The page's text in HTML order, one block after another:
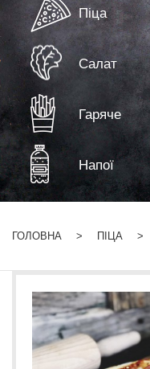
Піца
Салат
Гаряче
Напої
ГОЛОВНА ПІЦА